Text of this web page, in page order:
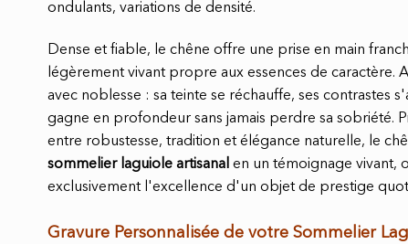
ondulants, variations de densité.
Dense et fiable, le chêne offre une prise en main
légèrement vivant propre aux essences de caractère.
avec noblesse : sa teinte se réchauffe, ses contrastes
gagne en profondeur sans jamais perdre sa sobriété.
entre robustesse, tradition et élégance naturelle, le
sommelier laguiole artisanal en un témoignage vivant,
exclusivement l'excellence d'un objet de prestige
Gravure Personnalisée de votre Sommelier